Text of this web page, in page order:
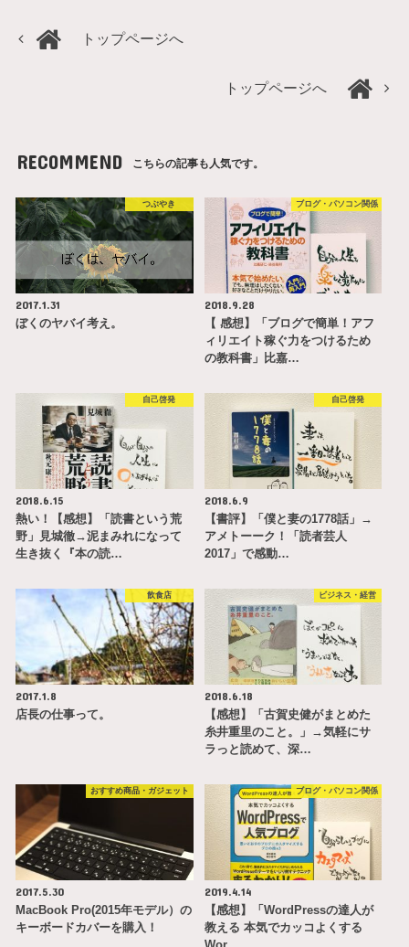
トップページへ
トップページへ
RECOMMEND こちらの記事も人気です。
つぶやき
2017.1.31
ぼくのヤバイ考え。
ブログ・パソコン関係
2018.9.28
【 感想】「ブログで簡単！アフ
ィリエイト稼ぐ力をつけるため
の教科書」比嘉…
自己啓発
2018.6.15
熱い！【感想】「読書という荒
野」見城徹→泥まみれになって
生き抜く『本の読…
自己啓発
2018.6.9
【書評】「僕と妻の1778話」→
アメトーーク！「読者芸人
2017」で感動…
飲食店
2017.1.8
店長の仕事って。
ビジネス・経営
2018.6.18
【感想】「古賀史健がまとめた
糸井重里のこと。」→気軽にサ
ラっと読めて、深…
おすすめ商品・ガジェット
2017.5.30
MacBook Pro(2015年モデル）の
キーボードカバーを購入！
ブログ・パソコン関係
2019.4.14
【感想】「WordPressの達人が
教える 本気でカッコよくする